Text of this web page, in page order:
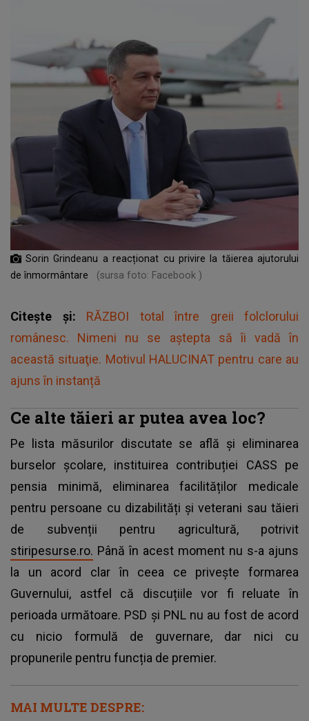
Sorin Grindeanu a reacționat cu privire la tăierea ajutorului
de înmormântare
(sursa foto: Facebook )
Citește și: RĂZBOI total între greii folclorului
românesc. Nimeni nu se aștepta să îi vadă în
această situaţie. Motivul HALUCINAT pentru care au
ajuns în instanță
Ce alte tăieri ar putea avea loc?
Pe lista măsurilor discutate se află și eliminarea
burselor școlare, instituirea contribuției CASS pe
pensia minimă, eliminarea facilităților medicale
pentru persoane cu dizabilități și veterani sau tăieri
de subvenții pentru agricultură, potrivit
stiripesurse.ro. Până în acest moment nu s-a ajuns
la un acord clar în ceea ce privește formarea
Guvernului, astfel că discuțiile vor fi reluate în
perioada următoare. PSD și PNL nu au fost de acord
cu nicio formulă de guvernare, dar nici cu
propunerile pentru funcția de premier.
MAI MULTE DESPRE: